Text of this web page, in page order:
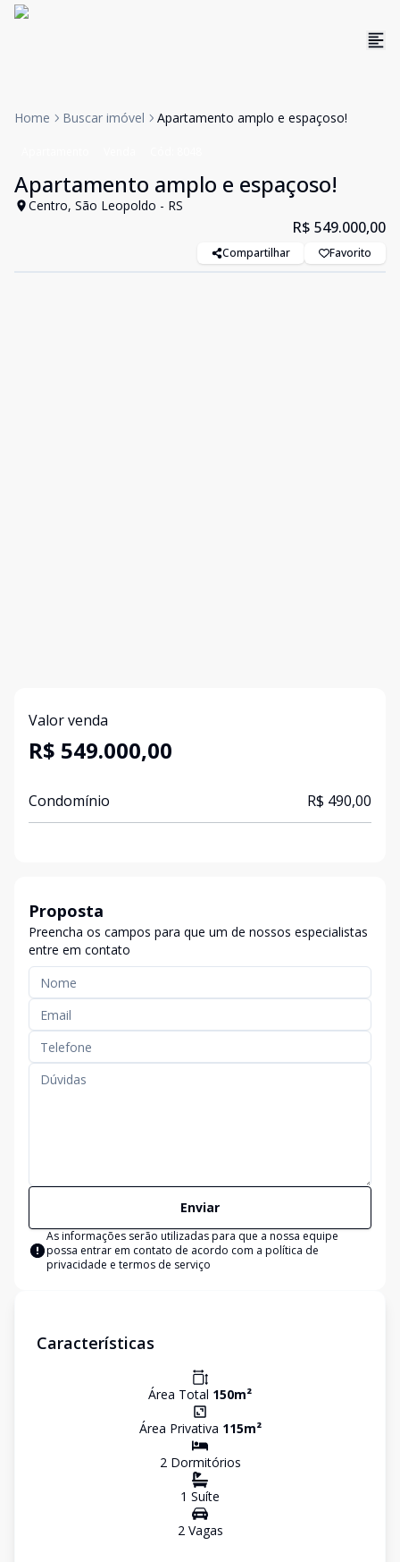
Home Buscar imóvel Apartamento amplo e espaçoso!
Apartamento amplo e espaçoso!
Centro, São Leopoldo - RS
R$ 549.000,00
Compartilhar Favorito
Valor venda
R$ 549.000,00
Condomínio R$ 490,00
Proposta
Preencha os campos para que um de nossos especialistas
entre em contato
Enviar
As informações serão utilizadas para que a nossa equipe
possa entrar em contato de acordo com a política de
privacidade e termos de serviço
Características
Área Total 150m²
Área Privativa 115m²
2Dormitórios
1 Suíte
2Vagas